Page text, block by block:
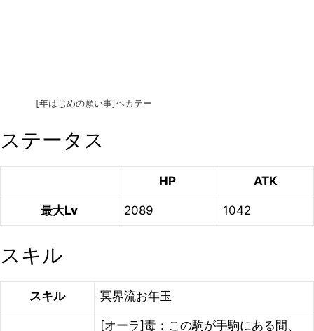
[年はじめの願い事]ヘカテー
ステータス
HP ATK
最大Lv 2089 1042
スキル
スキル 冥界流お年玉
[オーラ]毒：この駒が手駒にある間、